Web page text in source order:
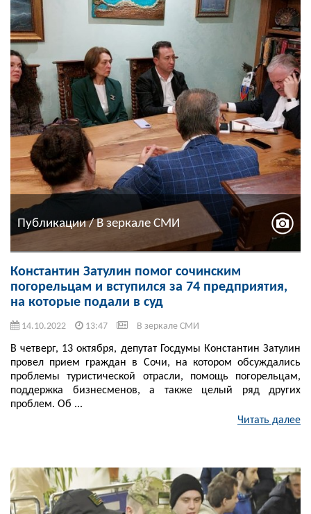
Публикации / В зеркале СМИ
Константин Затулин помог сочинским
погорельцам и вступился за 74 предприятия,
на которые подали в суд
14.10.2022 13:47 В зеркале СМИ
В четверг, 13 октября, депутат Госдумы Константин Затулин
провел прием граждан в Сочи, на котором обсуждались
проблемы туристической отрасли, помощь погорельцам,
поддержка бизнесменов, а также целый ряд других
проблем. Об ...
Читать далее